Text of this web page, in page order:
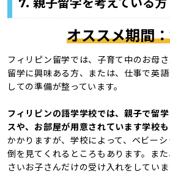
7. 親子留学を考えている方
オススメ期間
フィリピン留学では、子育て中のお母
留学に興味ある方、または、仕事で英
しての準備が整っています。
フィリピンの語学学校では、親子で留
スや、お部屋が用意されています学校
かかりますが、学校によって、ベビー
倒を見てくれるところもあります。ま
さいお子さんだけの受け入れをしてい